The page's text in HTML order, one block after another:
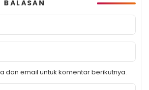
BALASAN
dan email untuk komentar berikutnya.